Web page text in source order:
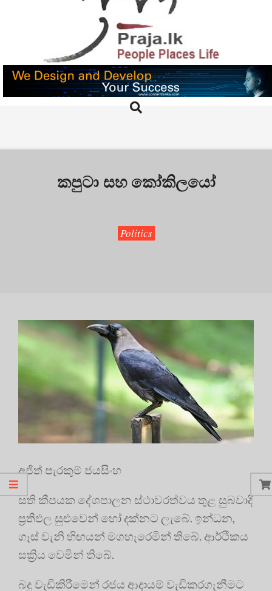
PRAJA.LK
Search
කපුටා සහ කෝකිලයෝ
Politics
අජිත් පැරකුම් ජයසිංහ
සති කීපයක දේශපාලන ස්ථාවරත්වය තුළ සුබවාදී
ප්‍රතිඵල සුළුවෙන් හෝ දක්නට ලැබේ. ඉන්ධන,
ගෑස් වැනි හිඟයන් මගහැරෙමින් තිබේ. ආර්ථිකය
සක්‍රිය වෙමින් තිබේ.
බදු වැඩිකිරීමෙන් රජය ආදායම් වැඩිකරගැනීමට